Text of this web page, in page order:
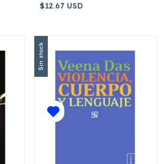
$12.67 USD
Sin stock